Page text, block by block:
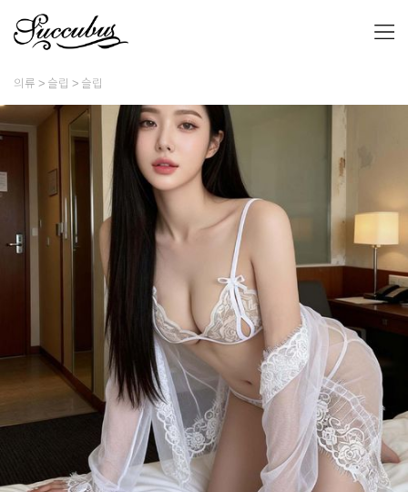
의류 슬립 슬립